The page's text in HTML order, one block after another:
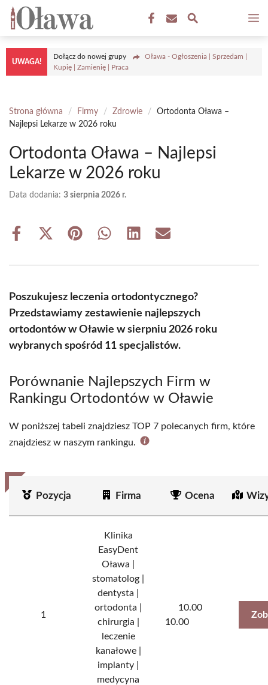
Przejdź
treści
UWAGA!
Dołącz do nowej grupy
Oława - Ogłoszenia | Sprzedam |
Kupię | Zamienię | Praca
Strona główna / Firmy / Zdrowie /
Ortodonta Oława –
Najlepsi Lekarze w 2026 roku
Ortodonta Oława – Najlepsi
Lekarze w 2026 roku
Data dodania: 3 sierpnia 2026 r.
Share
Share
(Twitter)
Share Share Share Share
Poszukujesz leczenia ortodontycznego?
Przedstawiamy zestawienie najlepszych
ortodontów w Oławie w sierpniu 2026 roku
wybranych spośród 11 specjalistów.
Porównanie Najlepszych Firm w
Rankingu Ortodontów w Oławie
W poniższej tabeli znajdziesz TOP 7 polecanych firm, które
znajdziesz w naszym rankingu.
Pozycja Firma Ocena
1
Klinika
EasyDent
Oława |
stomatolog |
dentysta |
ortodonta |
chirurgia |
leczenie
kanałowe |
implanty |
medycyna
10.00
10.00